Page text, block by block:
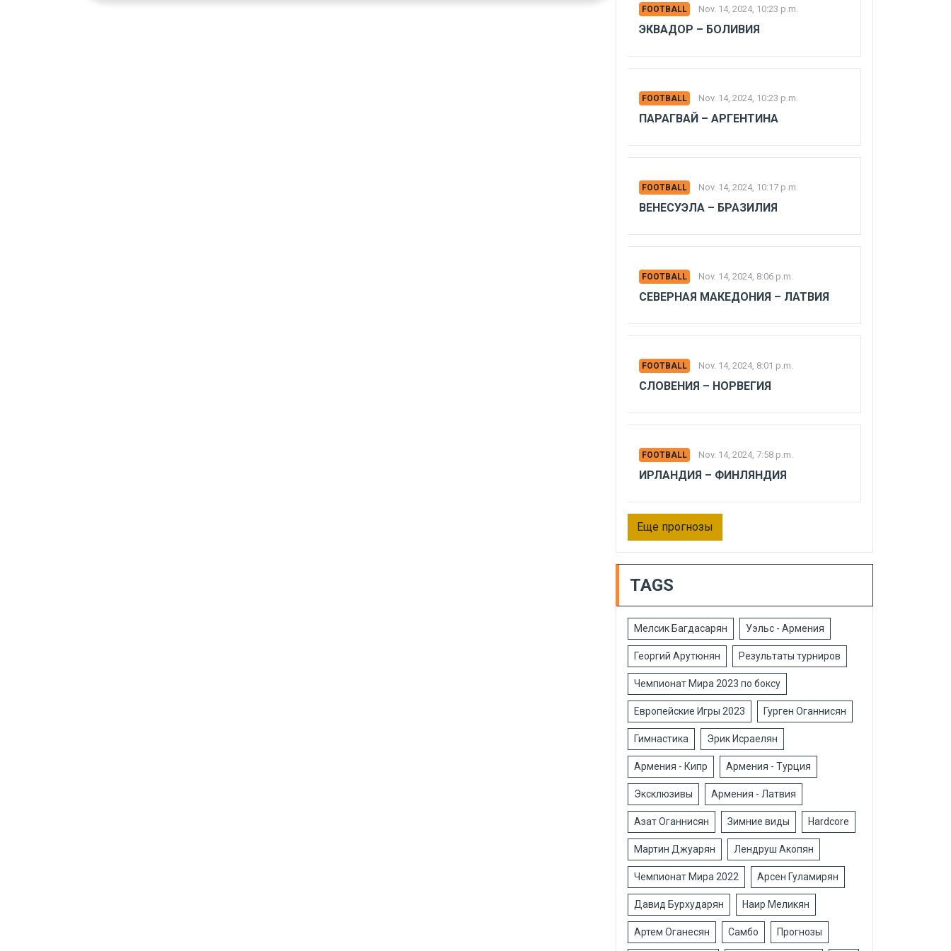
FOOTBALL Nov. 14, 2024, 10:23 p.m.
ЭКВАДОР – БОЛИВИЯ
FOOTBALL Nov. 14, 2024, 10:23 p.m.
ПАРАГВАЙ – АРГЕНТИНА
FOOTBALL Nov. 14, 2024, 10:17 p.m.
ВЕНЕСУЭЛА – БРАЗИЛИЯ
FOOTBALL Nov. 14, 2024, 8:06 p.m.
СЕВЕРНАЯ МАКЕДОНИЯ – ЛАТВИЯ
FOOTBALL Nov. 14, 2024, 8:01 p.m.
СЛОВЕНИЯ – НОРВЕГИЯ
FOOTBALL Nov. 14, 2024, 7:58 p.m.
ИРЛАНДИЯ – ФИНЛЯНДИЯ
Еще прогнозы
TAGS
Мелсик Багдасарян Уэльс - Армения
Георгий Арутюнян Результаты турниров
Чемпионат Мира 2023 по боксу
Европейские Игры 2023 Гурген Оганнисян
Гимнастика Эрик Исраелян
Армения - Кипр Армения - Турция
Эксклюзивы Армения - Латвия
Азат Оганнисян Зимние виды Hardcore
Мартин Джуарян Лендруш Акопян
Чемпионат Мира 2022 Арсен Гуламирян
Давид Бурхударян Наир Меликян
Артем Оганесян Самбо Прогнозы